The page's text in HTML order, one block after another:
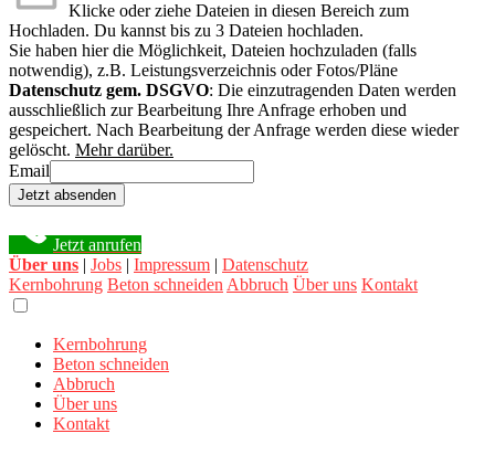
Klicke oder ziehe Dateien in diesen Bereich zum
Hochladen. Du kannst bis zu 3 Dateien hochladen.
Sie haben hier die Möglichkeit, Dateien hochzuladen (falls
notwendig), z.B. Leistungsverzeichnis oder Fotos/Pläne
Datenschutz gem. DSGVO: Die einzutragenden Daten werden
ausschließlich zur Bearbeitung Ihre Anfrage erhoben und
gespeichert. Nach Bearbeitung der Anfrage werden diese wieder
gelöscht. Mehr darüber.
Email
Jetzt absenden
Jetzt anrufen
Über uns | Jobs | Impressum | Datenschutz
Kernbohrung Beton schneiden Abbruch Über uns Kontakt
Kernbohrung
Beton schneiden
Abbruch
Über uns
Kontakt